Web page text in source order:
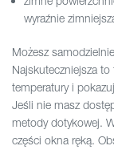
wyraźnie
Możesz
Najskuteczniejsza to
temperatury i
Jeśli nie masz
metody dotykowej.
części okna ręką.